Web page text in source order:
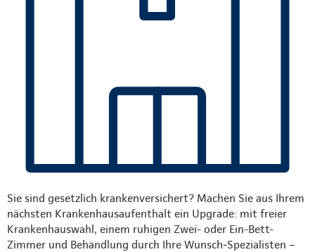
Sie sind gesetzlich krankenversichert? Machen Sie aus Ihrem
nächsten Krankenhausaufenthalt ein Upgrade: mit freier
Krankenhauswahl, einem ruhigen Zwei- oder Ein-Bett-
Zimmer und Behandlung durch Ihre Wunsch‑Spezialisten –